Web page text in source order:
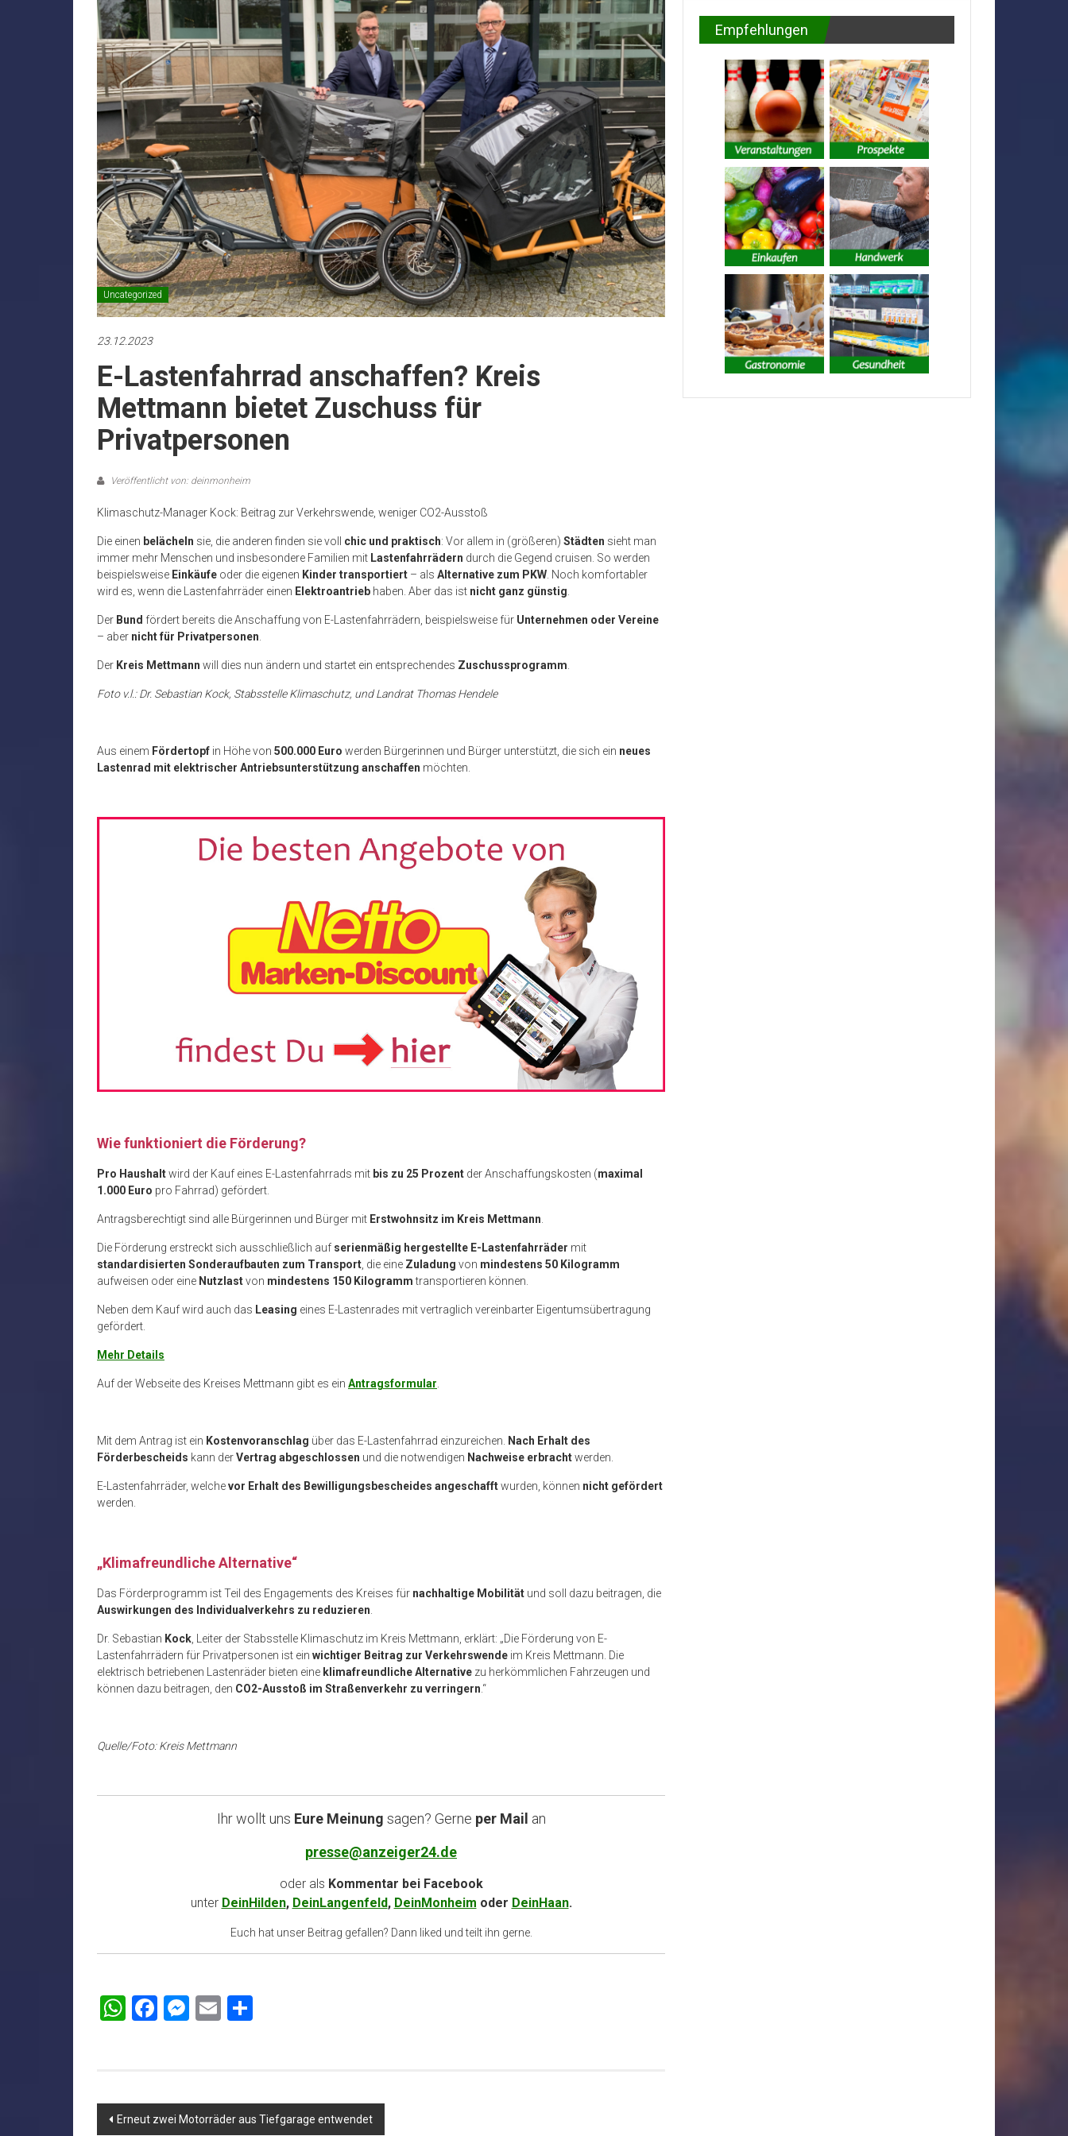
Uncategorized
23.12.2023
E-Lastenfahrrad anschaffen? Kreis
Mettmann bietet Zuschuss für
Privatpersonen
Veröffentlicht von: deinmonheim
Klimaschutz-Manager Kock: Beitrag zur Verkehrswende, weniger CO2-Ausstoß
Die einen belächeln sie, die anderen finden sie voll chic und praktisch: Vor allem in (größeren) Städten sieht man
immer mehr Menschen und insbesondere Familien mit Lastenfahrrädern durch die Gegend cruisen. So werden
beispielsweise Einkäufe oder die eigenen Kinder transportiert – als Alternative zum PKW . Noch komfortabler
wird es, wenn die Lastenfahrräder einen Elektroantrieb haben. Aber das ist nicht ganz günstig
Der Bund fördert bereits die Anschaffung von E-Lastenfahrrädern, beispielsweise für Unternehmen oder Vereine
– aber nicht für Privatpersonen
Der Kreis Mettmann will dies nun ändern und startet ein entsprechendes Zuschussprogramm
Foto v.l.: Dr. Sebastian Kock, Stabsstelle Klimaschutz, und Landrat Thomas Hendele
Aus einem Fördertopf in Höhe von 500.000 Euro werden Bürgerinnen und Bürger unterstützt, die sich ein neues
Lastenrad mit elektrischer Antriebsunterstützung anschaffen möchten.
Wie funktioniert die Förderung?
Pro Haushaltwird der Kauf eines E-Lastenfahrrads mit bis zu 25 Prozent der Anschaffungskosten (maximal
1.000 Euro pro Fahrrad) gefördert.
Antragsberechtigt sind alle Bürgerinnen und Bürger mit Erstwohnsitz im Kreis Mettmann
Die Förderung erstreckt sich ausschließlich auf serienmäßig hergestellte E-Lastenfahrräder mit
standardisierten Sonderaufbauten zum Transport , die eine Zuladung von mindestens 50 Kilogramm
aufweisen oder eine Nutzlastvon mindestens 150 Kilogrammtransportieren können.
Neben dem Kauf wird auch das Leasing eines E-Lastenrades mit vertraglich vereinbarter Eigentumsübertragung
gefördert.
Mehr Details
Auf der Webseite des Kreises Mettmann gibt es ein Antragsformular
Mit dem Antrag ist ein Kostenvoranschlag über das E-Lastenfahrrad einzureichen.
Nach Erhalt des
Förderbescheids kann derVertrag abgeschlossen und die notwendigen Nachweise erbrachtwerden.
E-Lastenfahrräder, welchevor Erhalt des Bewilligungsbescheides angeschafftwurden, können nicht gefördert
werden.
„Klimafreundliche Alternative“
Das Förderprogramm ist Teil des Engagements des Kreises für nachhaltige Mobilität und soll dazu beitragen, die
Auswirkungen des Individualverkehrs zu reduzieren
Dr. Sebastian Kock , Leiter der Stabsstelle Klimaschutz im Kreis Mettmann, erklärt: „Die Förderung von E-
Lastenfahrrädern für Privatpersonen ist ein wichtiger Beitrag zur Verkehrswende im Kreis Mettmann. Die
elektrisch betriebenen Lastenräder bieten eine klimafreundliche Alternative zu herkömmlichen Fahrzeugen und
können dazu beitragen, den CO2-Ausstoß im Straßenverkehr zu verringern .“
Quelle/Foto: Kreis Mettmann
Ihr wollt uns Eure Meinung sagen? Gerne per Mail an
presse@anzeiger24.de
oder als Kommentar bei Facebook
unter DeinHilden, DeinLangenfeld, DeinMonheim oder DeinHaan.
Euch hat unser Beitrag gefallen? Dann liked und teilt ihn gerne.
WhatsApp
Facebook
Messenger
Email
Beitragsnavigation
Erneut zwei Motorräder aus Tiefgarage entwendet
Empfehlungen